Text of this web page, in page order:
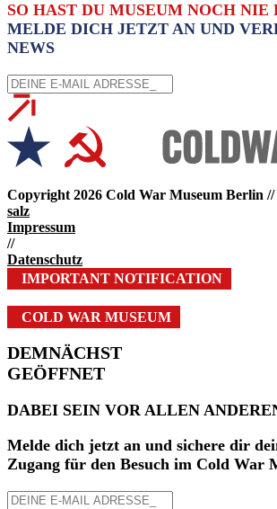
SO HAST DU MUSEUM NOCH NIE
MELDE DICH JETZT AN UND
NEWS
Copyright 2026 Cold War Museum Berlin //
salz
Impressum
//
Datenschutz
IMPORTANT NOTIFICATION
COLD WAR MUSEUM
DEMNÄCHST
GEÖFFNET
DABEI SEIN VOR ALLEN
Melde dich jetzt an und sichere dir
Zugang für den Besuch im Cold War